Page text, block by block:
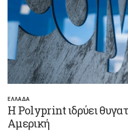
ΕΛΛΑΔΑ
Η Polyprint ιδρύει
Αμερική